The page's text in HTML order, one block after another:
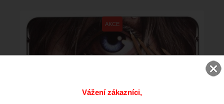
Vážení zákazníci,